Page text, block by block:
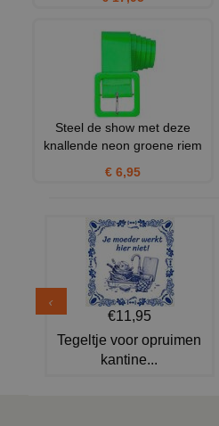
Steel de show met deze
knallende neon groene riem
€ 6,95
€11,95
Tegeltje voor opruimen
kantine...